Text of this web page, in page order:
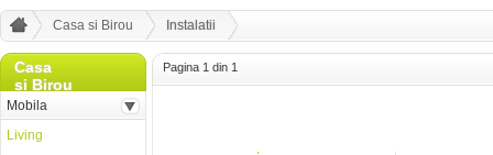
Casa si Birou Instalatii
Pagina 1 din 1
Casa
si Birou
Mobila
Living